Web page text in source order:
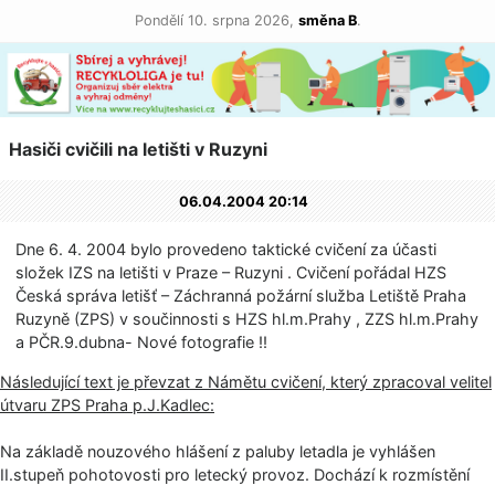
Pondělí 10. srpna 2026, směna B.
Hasiči cvičili na letišti v Ruzyni
06.04.2004 20:14
Dne 6. 4. 2004 bylo provedeno taktické cvičení za účasti
složek IZS na letišti v Praze – Ruzyni . Cvičení pořádal HZS
Česká správa letišť – Záchranná požární služba Letiště Praha
Ruzyně (ZPS) v součinnosti s HZS hl.m.Prahy , ZZS hl.m.Prahy
a PČR.9.dubna- Nové fotografie !!
Následující text je převzat z Námětu cvičení, který zpracoval velitel
útvaru ZPS Praha p.J.Kadlec:
Na základě nouzového hlášení z paluby letadla je vyhlášen
II.stupeň pohotovosti pro letecký provoz. Dochází k rozmístění